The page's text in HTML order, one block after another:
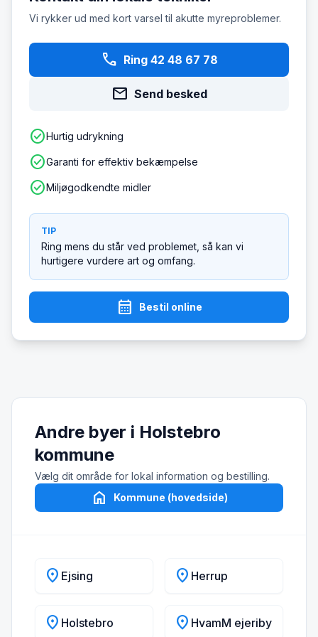
Vi rykker ud med kort varsel til akutte myreproblemer.
phone Ring 42 48 67 78
mail Send besked
check_circleHurtig udrykning
check_circleGaranti for effektiv bekæmpelse
check_circleMiljøgodkendte midler
TIP
Ring mens du står ved problemet, så kan vi
hurtigere vurdere art og omfang.
calendar_month Bestil online
Andre byer i Holstebro
kommune
Vælg dit område for lokal information og bestilling.
home Kommune (hovedside)
location_on Ejsing location_on Herrup
location_on Holstebro location_on HvamM ejeriby